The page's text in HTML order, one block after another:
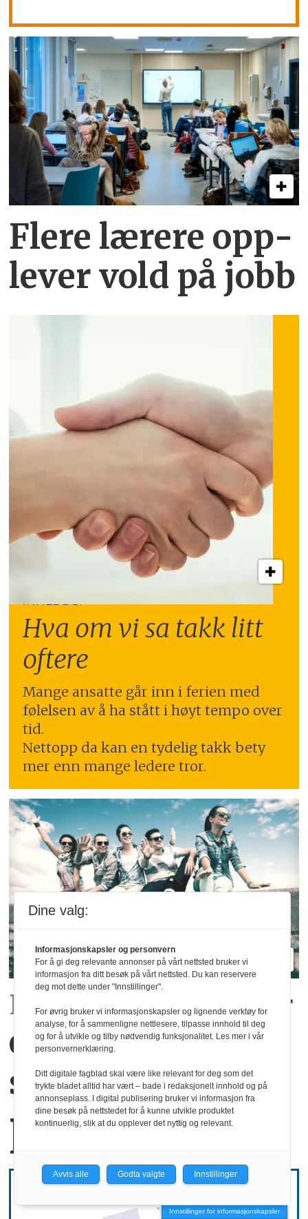
Flere lærere opp­
lever vold på jobb
INNLEGG:
Hva om vi sa takk litt
oftere
Mange ansatte går inn i ferien med
følelsen av å ha stått i høyt tempo over
tid.
Nettopp da kan en tydelig takk bety
mer enn mange ledere tror.
Rapport:Det kommer
en generasjon
som ønsker å stå
på egne bein
Innstillinger for informasjonskapsler
Dine valg:
Informasjonskapsler og personvern
For å gi deg relevante annonser på vårt nettsted bruker vi
informasjon fra ditt besøk på vårt nettsted. Du kan reservere
deg mot dette under "Innstillinger".
For øvrig bruker vi informasjonskapsler og lignende verktøy for
analyse, for å sammenligne nettlesere, tilpasse innhold til deg
og for å utvikle og tilby nødvendig funksjonalitet. Les mer i vår
personvernerklæring.
Ditt digitale fagblad skal være like relevant for deg som det
trykte bladet alltid har vært – bade i redaksjonelt innhold og på
annonseplass. I digital publisering bruker vi informasjon fra
dine besøk på nettstedet for å kunne utvikle produktet
kontinuerlig, slik at du opplever det nyttig og relevant.
Avvis alle Godta valgte Innstillinger